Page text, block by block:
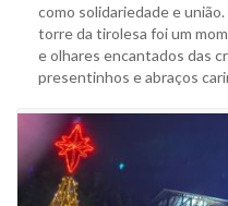
como solidariedade e
torre da tirolesa foi um
e olhares encantados das
presentinhos e abraços